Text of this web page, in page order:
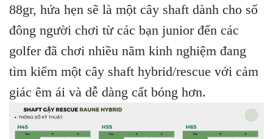
88gr, hứa hẹn sẽ là một cây shaft dành cho số
đông người chơi từ các bạn junior đến các
golfer đã chơi nhiều năm kinh nghiệm đang
tìm kiếm một cây shaft hybrid/rescue với cảm
giác êm ái và dễ dàng cất bóng hơn.